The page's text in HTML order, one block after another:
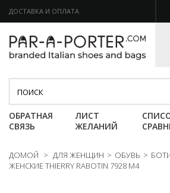
ДОСТАВКА И ОПЛАТА
Категории
ОБРАТНАЯ
СВЯЗЬ
ЛИСТ
ЖЕЛАНИЙ
ДОМОЙ > ДЛЯ ЖЕНЩИН > ОБУВЬ >
ЖЕНСКИЕ THIERRY RABOTIN 7928 M4